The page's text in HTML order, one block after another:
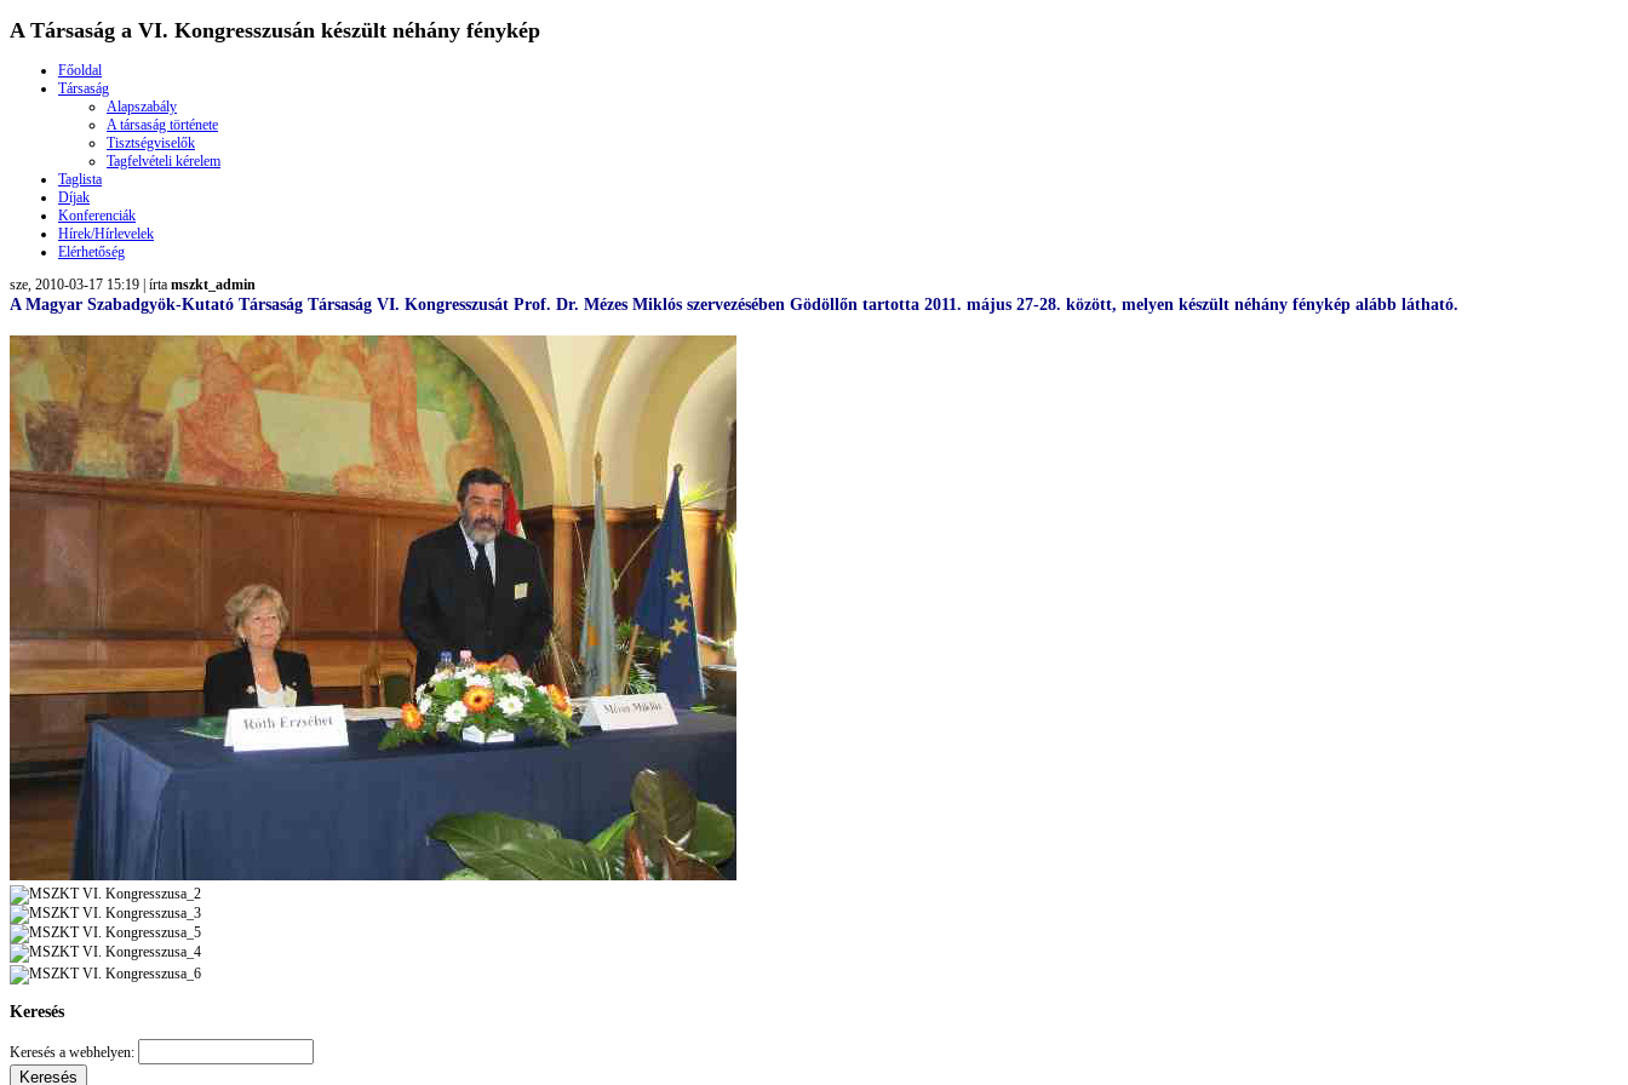
A Társaság a VI. Kongresszusán készült néhány fénykép
Főoldal
Társaság
Alapszabály
A társaság története
Tisztségviselők
Tagfelvételi kérelem
Taglista
Díjak
Konferenciák
Hírek/Hírlevelek
Elérhetőség
sze, 2010-03-17 15:19 | írta mszkt_admin
A Magyar Szabadgyök-Kutató Társaság Társaság VI. Kongresszusát Prof. Dr. Mézes Miklós szervezésében Gödöllőn tartotta 2011. május 27-28. között, melyen készült néhány fénykép alább látható.
Keresés
Keresés a webhelyen: